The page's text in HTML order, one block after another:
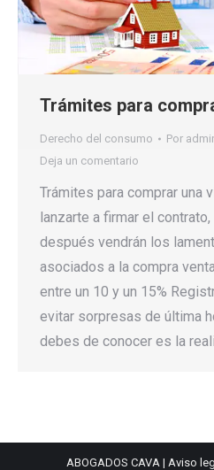
Trámites para
Derecho del consumo Por
Deja un comentario
Trámites para comprar una
lanzarte a firmar el
después vendrán los
asociados a la compra
entre un 10 y un 15%
evitar sorpresas de última
debes de conocer es la
ABOGADOS CAVA | Aviso